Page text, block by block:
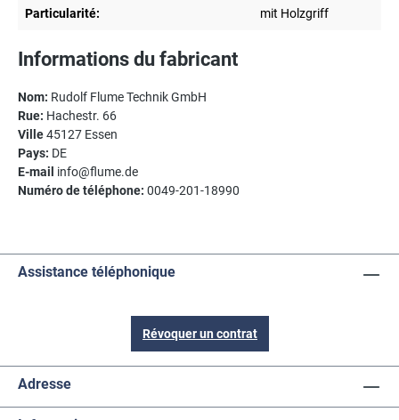
Particularité: mit Holzgriff
Informations du fabricant
Nom: Rudolf Flume Technik GmbH
Rue: Hachestr. 66
Ville45127 Essen
Pays: DE
E-mail info@flume.de
Numéro de téléphone: 0049-201-18990
Assistance téléphonique
Révoquer un contrat
Adresse